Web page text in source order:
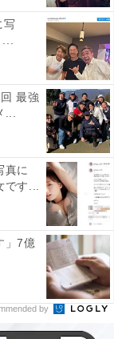
写
...
最強
...
真に
です...
」7億
by